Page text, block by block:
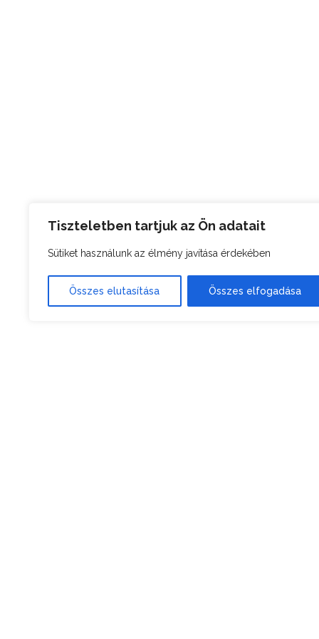
Tiszteletben tartjuk az Ön adatait
Sütiket használunk az élmény javítása érdekében
Összes elutasítása Összes elfogadása